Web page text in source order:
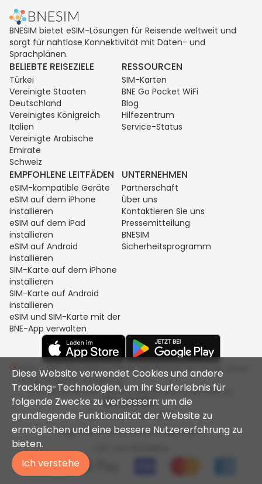
BNESIM bietet eSIM-Lösungen für Reisende weltweit und
sorgt für nahtlose Konnektivität mit Daten- und
Sprachplänen.
BELIEBTE REISEZIELE
Türkei
Vereinigte Staaten
Deutschland
Vereinigtes Königreich
Italien
Vereinigte Arabische
Emirate
Schweiz
RESSOURCEN
SIM-Karten
BNE Go Pocket WiFi
Blog
Hilfezentrum
Service-Status
EMPFOHLENE LEITFÄDEN
eSIM-kompatible Geräte
eSIM auf dem iPhone
installieren
eSIM auf dem iPad
installieren
eSIM auf Android
installieren
SIM-Karte auf dem iPhone
installieren
SIM-Karte auf Android
installieren
eSIM und SIM-Karte mit der
BNE-App verwalten
UNTERNEHMEN
Partnerschaft
Über uns
Kontaktieren Sie uns
Pressemitteilung
BNESIM
Sicherheitsprogramm
Unit C, 8/F, King Palace Plaza, NO:55 King Yip Street, Kwun
Tong, Kowloon, Hongkong
2017-2026 BNESIM LIMITED. Alle Rechte vorbehalten.
Datenschutzrichtlinie
Allgemeine Geschäftsbedingungen
Diese Website verwendet Cookies und andere
Tracking-Technologien, um Ihr Surferlebnis für
folgende Zwecke zu verbessern: um die
grundlegende Funktionalität der Website zu
ermöglichen und eine bessere Nutzererfahrung zu
bieten.
Ich verstehe